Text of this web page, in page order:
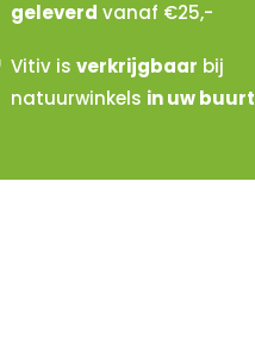
geleverd vanaf €25,-
Vitiv is verkrijgbaar bij
natuurwinkels in uw buurt